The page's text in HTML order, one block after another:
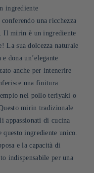
ingrediente
una ricchezza
Il mirin è un ingrediente
La sua dolcezza naturale
dona un’elegante
anche per intenerire
una finitura
nel pollo teriyaki o
mirin tradizionale
appassionati di cucina
questo ingrediente unico.
e la capacità di
indispensabile per una